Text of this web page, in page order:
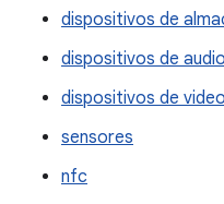
dispositivos de
dispositivos de audio
dispositivos de video
sensores
nfc